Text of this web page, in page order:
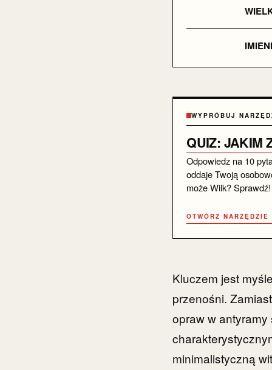
WYPRÓBUJ
QUIZ: JAKIM
Odpowiedz na 10
oddaje Twoją
może Wilk? Sprawdź!
OTWÓRZ
Kluczem jest
przenośni.
opraw w
minimalistyczną